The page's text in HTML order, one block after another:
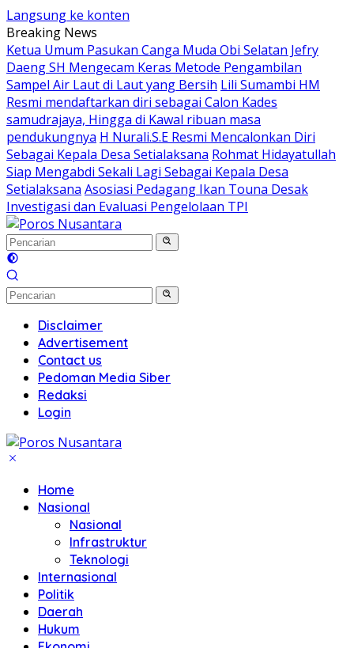
Langsung ke konten
Breaking News
Ketua Umum Pasukan Canga Muda Obi Selatan Jefry
Daeng SH Mengecam Keras Metode Pengambilan
Sampel Air Laut di Laut yang Bersih Lili Sumambi HM
Resmi mendaftarkan diri sebagai Calon Kades
samudrajaya, Hingga di Kawal ribuan masa
pendukungnya H Nurali.S.E Resmi Mencalonkan Diri
Sebagai Kepala Desa Setialaksana Rohmat Hidayatullah
Siap Mengabdi Sekali Lagi Sebagai Kepala Desa
Setialaksana Asosiasi Pedagang Ikan Touna Desak
Investigasi dan Evaluasi Pengelolaan TPI
Disclaimer
Advertisement
Contact us
Pedoman Media Siber
Redaksi
Login
Home
Nasional
Nasional
Infrastruktur
Teknologi
Internasional
Politik
Daerah
Hukum